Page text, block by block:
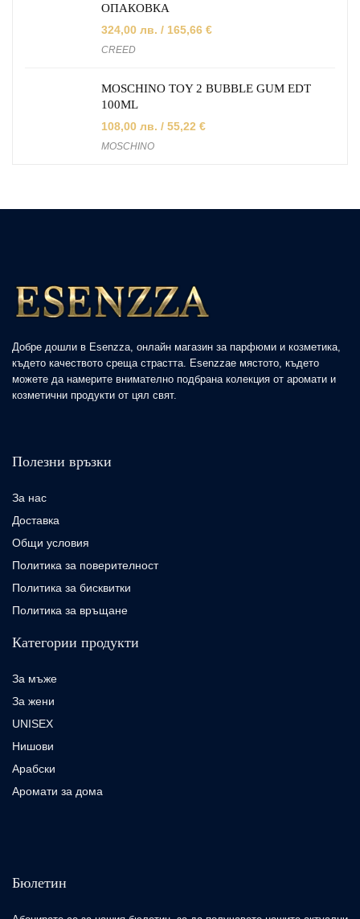
ОПАКОВКА
324,00 лв. / 165,66 €
CREED
MOSCHINO TOY 2 BUBBLE GUM EDT
100ML
108,00 лв. / 55,22 €
MOSCHINO
Добре дошли в Esenzza, онлайн магазин за парфюми и козметика,
където качеството среща страстта. Esenzzaе мястото, където
можете да намерите внимателно подбрана колекция от аромати и
козметични продукти от цял свят.
Полезни връзки
За нас
Доставка
Общи условия
Политика за поверителност
Политика за бисквитки
Политика за връщане
Категории продукти
За мъже
За жени
UNISEX
Нишови
Арабски
Аромати за дома
Бюлетин